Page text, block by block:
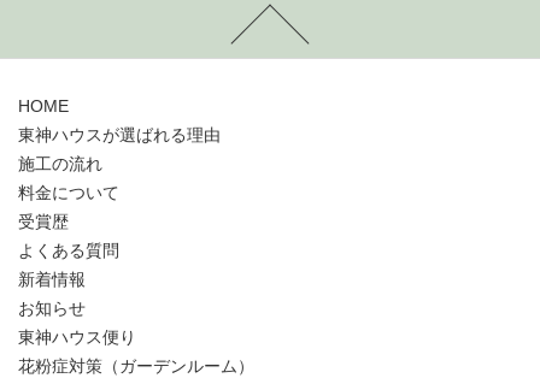
HOME
東神ハウスが選ばれる理由
施工の流れ
料金について
受賞歴
よくある質問
新着情報
お知らせ
東神ハウス便り
花粉症対策（ガーデンルーム）